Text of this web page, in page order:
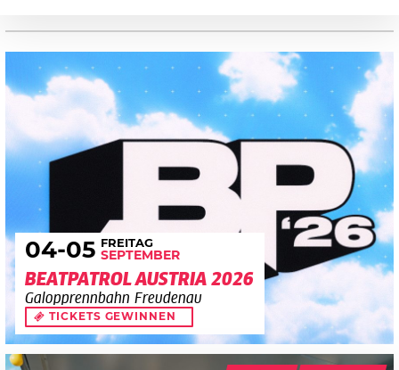
04-05 FREITAG
SEPTEMBER
BEATPATROL AUSTRIA 2026
Galopprennbahn Freudenau
TICKETS GEWINNEN